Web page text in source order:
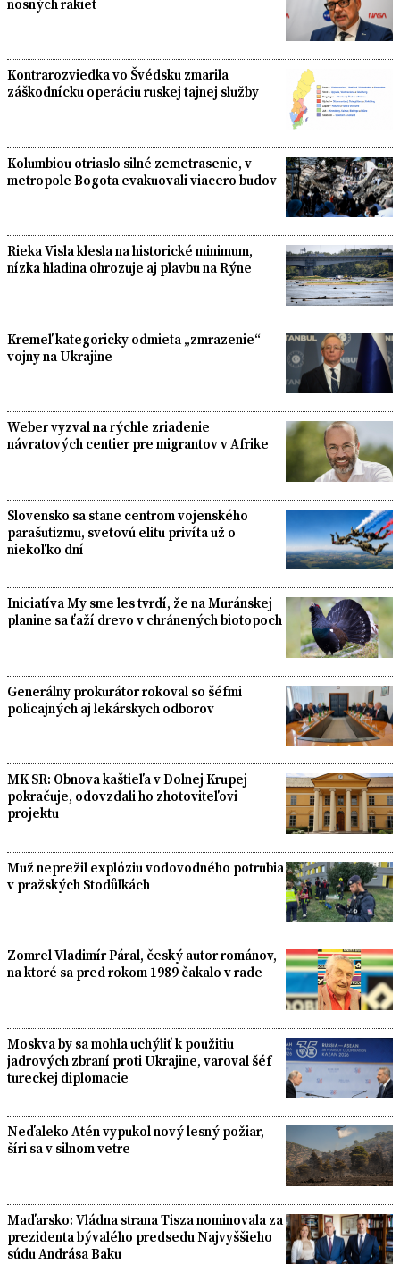
nosných rakiet
Kontrarozviedka vo Švédsku zmarila
záškodnícku operáciu ruskej tajnej služby
Kolumbiou otriaslo silné zemetrasenie, v
metropole Bogota evakuovali viacero budov
Rieka Visla klesla na historické minimum,
nízka hladina ohrozuje aj plavbu na Rýne
Kremeľ kategoricky odmieta „zmrazenie“
vojny na Ukrajine
Weber vyzval na rýchle zriadenie
návratových centier pre migrantov v Afrike
Slovensko sa stane centrom vojenského
parašutizmu, svetovú elitu privíta už o
niekoľko dní
Iniciatíva My sme les tvrdí, že na Muránskej
planine sa ťaží drevo v chránených biotopoch
Generálny prokurátor rokoval so šéfmi
policajných aj lekárskych odborov
MK SR: Obnova kaštieľa v Dolnej Krupej
pokračuje, odovzdali ho zhotoviteľovi
projektu
Muž neprežil explóziu vodovodného potrubia
v pražských Stodůlkách
Zomrel Vladimír Páral, český autor románov,
na ktoré sa pred rokom 1989 čakalo v rade
Moskva by sa mohla uchýliť k použitiu
jadrových zbraní proti Ukrajine, varoval šéf
tureckej diplomacie
Neďaleko Atén vypukol nový lesný požiar,
šíri sa v silnom vetre
Maďarsko: Vládna strana Tisza nominovala za
prezidenta bývalého predsedu Najvyššieho
súdu Andrása Baku